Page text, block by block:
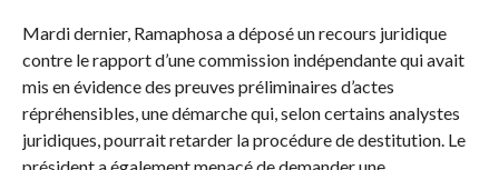
Mardi dernier, Ramaphosa a déposé un recours juridique
contre le rapport d’une commission indépendante qui avait
mis en évidence des preuves préliminaires d’actes
répréhensibles, une démarche qui, selon certains analystes
juridiques, pourrait retarder la procédure de destitution. Le